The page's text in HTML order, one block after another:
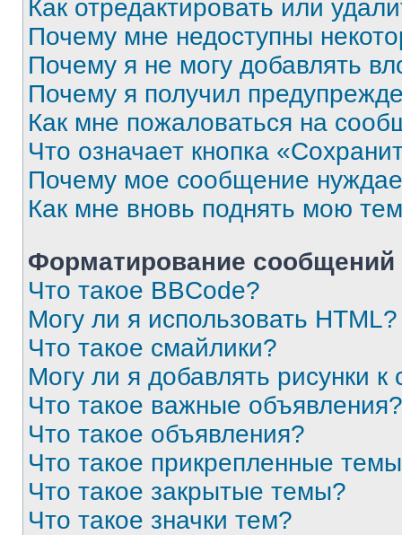
Как отредактировать или
Почему мне недоступны
Почему я не могу добавлять
Почему я получил
Как мне пожаловаться на
Что означает кнопка
Почему мое сообщение
Как мне вновь поднять мою
Форматирование
Что такое BBCode?
Могу ли я использовать HTML?
Что такое смайлики?
Могу ли я добавлять рисунки
Что такое важные объявления?
Что такое объявления?
Что такое прикрепленные
Что такое закрытые темы?
Что такое значки тем?